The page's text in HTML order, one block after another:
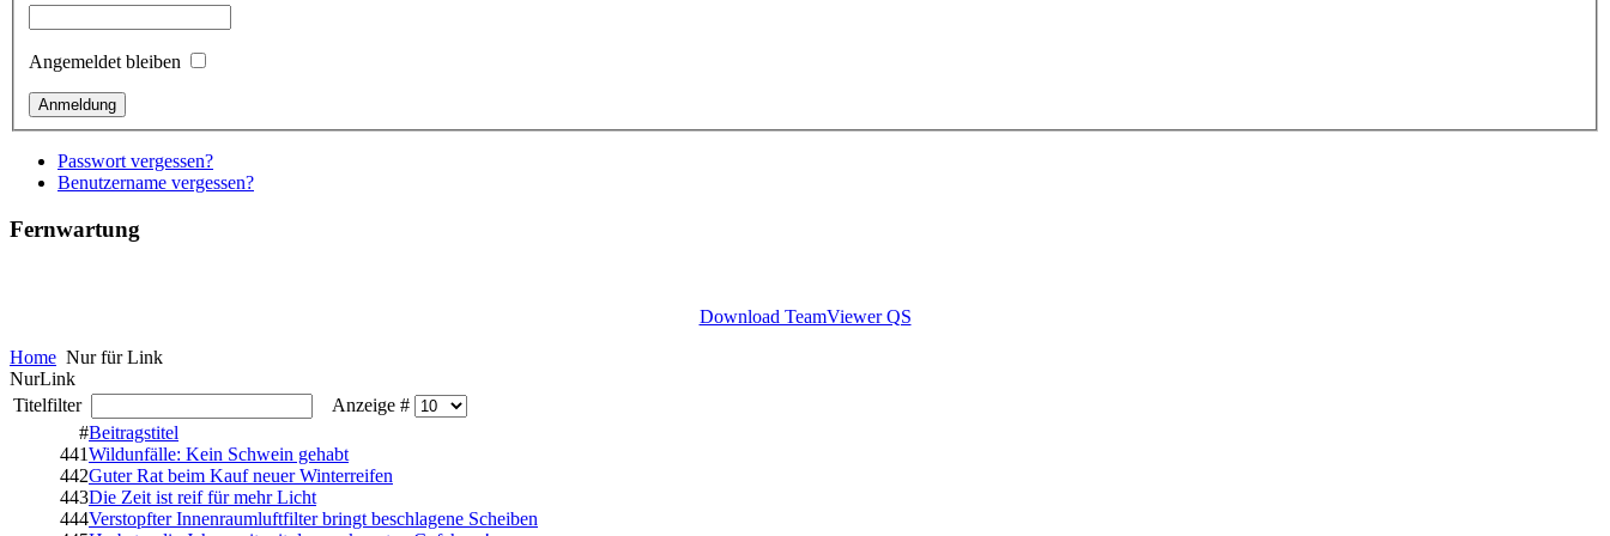
Angemeldet bleiben
Passwort vergessen?
Benutzername vergessen?
Fernwartung
Download TeamViewer QS
Home Nur für Link
NurLink
Titelfilter
Anzeige #
#Beitragstitel
441Wildunfälle: Kein Schwein gehabt
442Guter Rat beim Kauf neuer Winterreifen
443Die Zeit ist reif für mehr Licht
444Verstopfter Innenraumluftfilter bringt beschlagene Scheiben